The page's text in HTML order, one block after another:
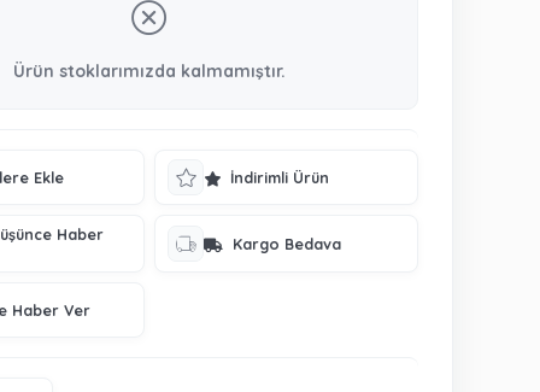
Ürün stoklarımızda kalmamıştır.
Ekle İndirimli Ürün
Haber Kargo Bedava
Haber Ver